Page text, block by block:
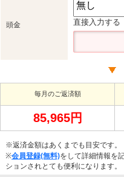
頭金 直接入力する
毎月のご返済額
85,965円
※返済金額はあくまでも目安です。
※会員登録(無料)をして詳細情報を
ションされとても便利になります。